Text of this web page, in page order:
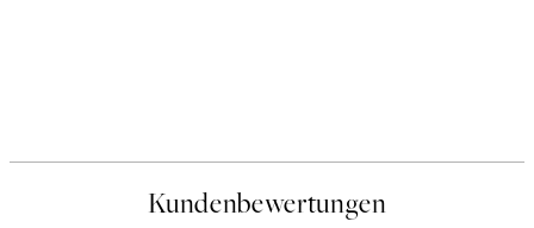
Kundenbewertungen